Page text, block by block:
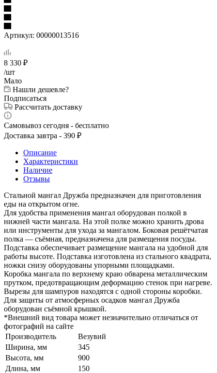
Артикул: 00000013516
8 330 ₽
/шт
Мало
Нашли дешевле?
Подписаться
Рассчитать доставку
Самовывоз сегодня - бесплатно
Доставка завтра - 390 ₽
Описание
Характеристики
Наличие
Отзывы
Стальной мангал Дружба предназначен для приготовления
еды на открытом огне.
Для удобства применения мангал оборудован полкой в
нижней части мангала. На этой полке можно хранить дрова
или инструменты для ухода за мангалом. Боковая решётчатая
полка — съёмная, предназначена для размещения посуды.
Подставка обеспечивает размещение мангала на удобной для
работы высоте. Подставка изготовлена из стального квадрата,
ножки снизу оборудованы упорными площадками.
Коробка мангала по верхнему краю обварена металлическим
прутком, предотвращающим деформацию стенок при нагреве.
Вырезы для шампуров находятся с одной стороны коробки.
Для защиты от атмосферных осадков мангал Дружба
оборудован съёмной крышкой.
*Внешний вид товара может незначительно отличаться от
фотографий на сайте
Производитель
Везувий
Ширина, мм
345
Высота, мм
900
Длина, мм
150